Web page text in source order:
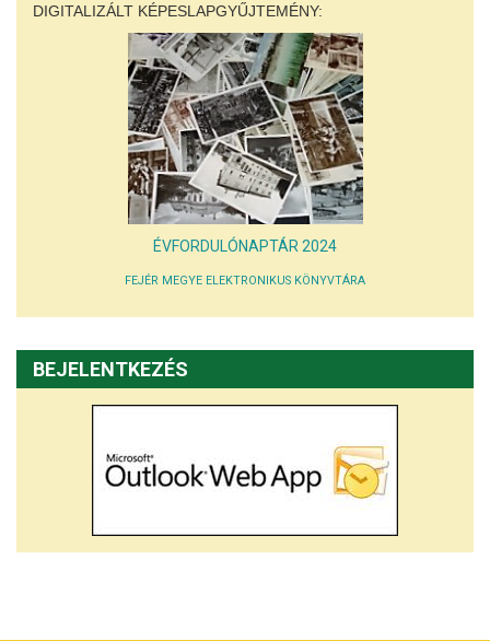
DIGITALIZÁLT KÉPESLAPGYŰJTEMÉNY:
ÉVFORDULÓNAPTÁR 2024
FEJÉR MEGYE ELEKTRONIKUS KÖNYVTÁRA
BEJELENTKEZÉS